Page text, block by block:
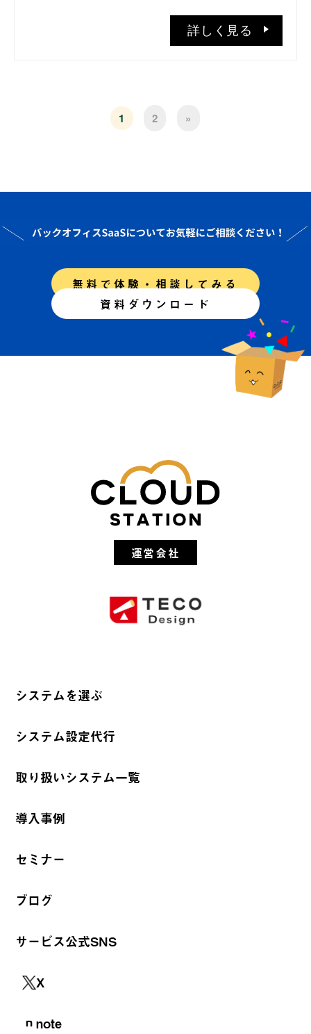
詳しく見る
1 2 »
無料で体験・相談してみる
資料ダウンロード
運営会社
システムを選ぶ
システム設定代行
取り扱いシステム一覧
導入事例
セミナー
ブログ
サービス公式SNS
X
note